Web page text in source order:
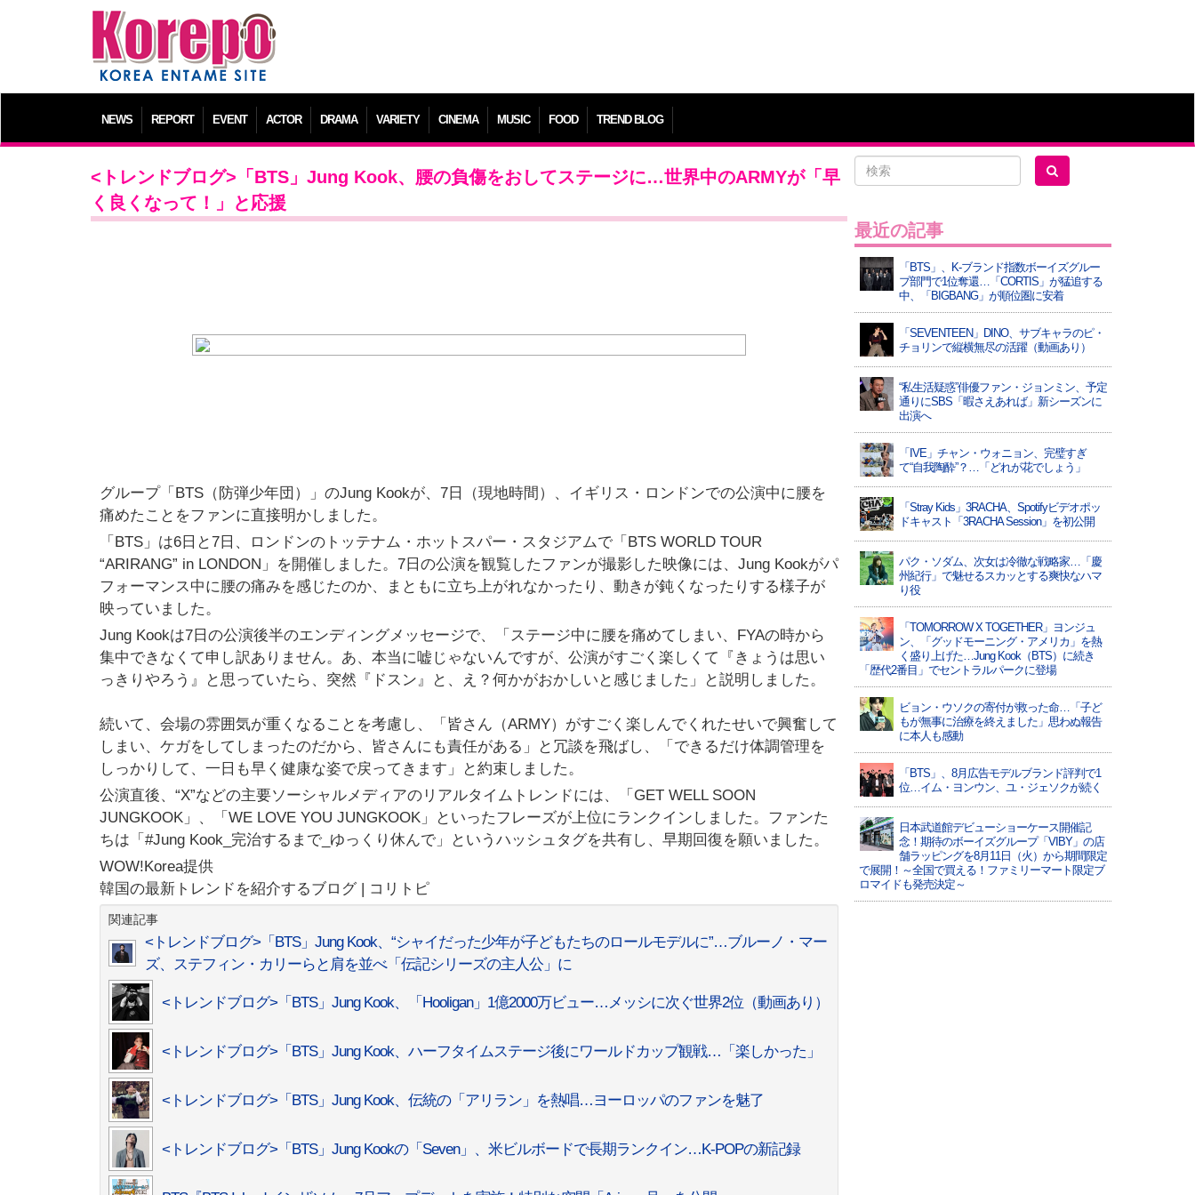
NEWS REPORT EVENT ACTOR DRAMA VARIETY CINEMA MUSIC FOOD TREND BLOG
<トレンドブログ>「BTS」Jung Kook、腰の負傷をおしてステージに…世界中のARMYが「早
く良くなって！」と応援
グループ「BTS（防弾少年団）」のJung Kookが、7日（現地時間）、イギリス・ロンドンでの公演中に腰を
痛めたことをファンに直接明かしました。
「BTS」は6日と7日、ロンドンのトッテナム・ホットスパー・スタジアムで「BTS WORLD TOUR
“ARIRANG” in LONDON」を開催しました。7日の公演を観覧したファンが撮影した映像には、Jung Kookがパ
フォーマンス中に腰の痛みを感じたのか、まともに立ち上がれなかったり、動きが鈍くなったりする様子が
映っていました。
Jung Kookは7日の公演後半のエンディングメッセージで、「ステージ中に腰を痛めてしまい、FYAの時から
集中できなくて申し訳ありません。あ、本当に嘘じゃないんですが、公演がすごく楽しくて『きょうは思い
っきりやろう』と思っていたら、突然『ドスン』と、え？何かがおかしいと感じました」と説明しました。
続いて、会場の雰囲気が重くなることを考慮し、「皆さん（ARMY）がすごく楽しんでくれたせいで興奮して
しまい、ケガをしてしまったのだから、皆さんにも責任がある」と冗談を飛ばし、「できるだけ体調管理を
しっかりして、一日も早く健康な姿で戻ってきます」と約束しました。
公演直後、“X”などの主要ソーシャルメディアのリアルタイムトレンドには、「GET WELL SOON
JUNGKOOK」、「WE LOVE YOU JUNGKOOK」といったフレーズが上位にランクインしました。ファンた
ちは「#Jung Kook_完治するまで_ゆっくり休んで」というハッシュタグを共有し、早期回復を願いました。
WOW!Korea提供
韓国の最新トレンドを紹介するブログ | コリトピ
関連記事
<トレンドブログ>「BTS」Jung Kook、“シャイだった少年が子どもたちのロールモデルに”…ブルーノ・マー
ズ、ステフィン・カリーらと肩を並べ「伝記シリーズの主人公」に
<トレンドブログ>「BTS」Jung Kook、「Hooligan」1億2000万ビュー…メッシに次ぐ世界2位（動画あり）
<トレンドブログ>「BTS」Jung Kook、ハーフタイムステージ後にワールドカップ観戦…「楽しかった」
<トレンドブログ>「BTS」Jung Kook、伝統の「アリラン」を熱唱…ヨーロッパのファンを魅了
<トレンドブログ>「BTS」Jung Kookの「Seven」、米ビルボードで長期ランクイン…K-POPの新記録
最近の記事
「BTS」、K-ブランド指数ボーイズグルー
プ部門で1位奪還…「CORTIS」が猛追する
中、「BIGBANG」が順位圏に安着
「SEVENTEEN」DINO、サブキャラのピ・
チョリンで縦横無尽の活躍（動画あり）
“私生活疑惑”俳優ファン・ジョンミン、予定
通りにSBS「暇さえあれば」新シーズンに
出演へ
「IVE」チャン・ウォニョン、完璧すぎ
て“自我陶酔”？…「どれが花でしょう」
「Stray Kids」3RACHA、Spotifyビデオポッ
ドキャスト「3RACHA Session」を初公開
パク・ソダム、次女は冷徹な戦略家…「慶
州紀行」で魅せるスカッとする爽快なハマ
り役
「TOMORROW X TOGETHER」ヨンジュ
ン、「グッドモーニング・アメリカ」を熱
く盛り上げた…Jung Kook（BTS）に続き
「歴代2番目」でセントラルパークに登場
ビョン・ウソクの寄付が救った命…「子ど
もが無事に治療を終えました」思わぬ報告
に本人も感動
「BTS」、8月広告モデルブランド評判で1
位…イム・ヨンウン、ユ・ジェソクが続く
日本武道館デビューショーケース開催記
念！期待のボーイズグループ「VIBY」の店
舗ラッピングを8月11日（火）から期間限定
で展開！～全国で買える！ファミリーマート限定ブ
ロマイドも発売決定～